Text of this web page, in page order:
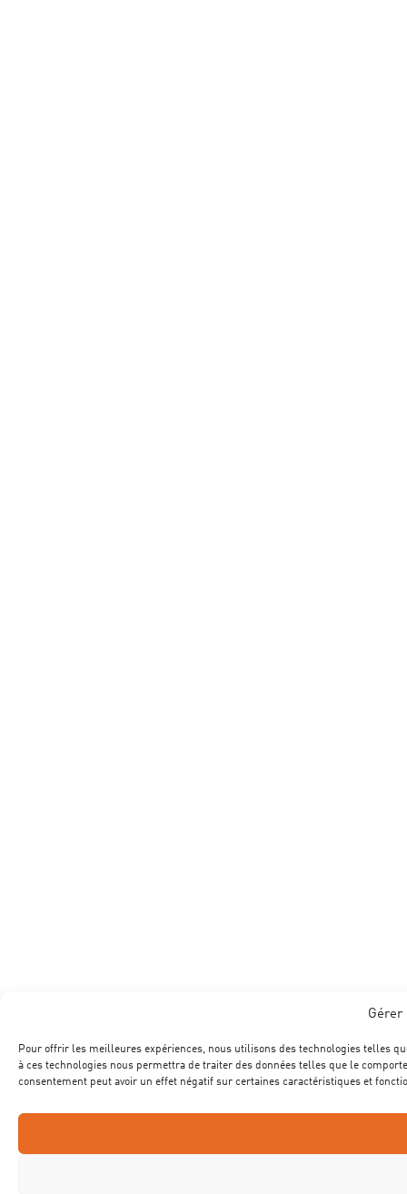
Gérer
Pour offrir les meilleures expériences, nous utilisons des technologies telles
à ces technologies nous permettra de traiter des données telles que le
consentement peut avoir un effet négatif sur certaines caractéristiques et